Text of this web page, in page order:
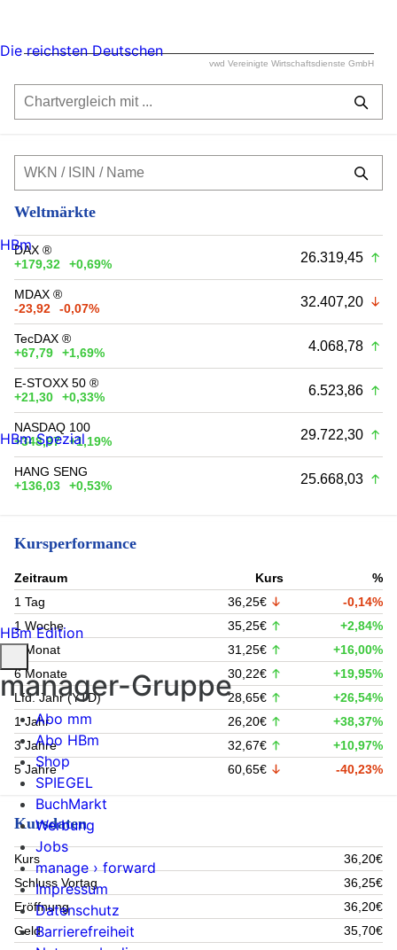
vwd Vereinigte Wirtschaftsdienste GmbH
Weltmärkte
DAX ®
+179,32
+0,69% 26.319,45
MDAX ®
-23,92
-0,07% 32.407,20
TecDAX ®
+67,79
+1,69% 4.068,78
E-STOXX 50 ®
+21,30
+0,33% 6.523,86
NASDAQ 100
+348,97
+1,19% 29.722,30
HANG SENG
+136,03
+0,53% 25.668,03
Kursperformance
Zeitraum Kurs
%
1 Tag
36,25€
-0,14%
1 Woche
35,25€
+2,84%
1 Monat
31,25€
+16,00%
6 Monate
30,22€
+19,95%
Lfd. Jahr (YTD)
28,65€
+26,54%
1 Jahr
26,20€
+38,37%
3 Jahre
32,67€
+10,97%
5 Jahre
60,65€ -40,23%
Kursdaten
Kurs
36,20€
Schluss Vortag
36,25€
Eröffnung
36,20€
Geld
35,70€
Die reichsten Deutschen
HBm
HBm Spezial
HBm Edition
manager-Gruppe
Abo mm
Abo HBm
Shop
SPIEGEL
BuchMarkt
Werbung
Jobs
manage › forward
Impressum
Datenschutz
Barrierefreiheit